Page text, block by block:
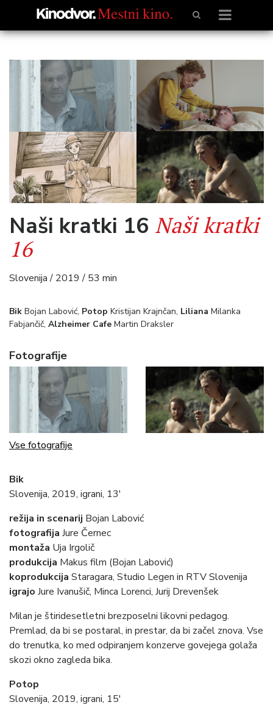
Naši kratki 16 Naši kratki
16
Slovenija / 2019 / 53 min
Bik Bojan Labović, Potop Kristijan Krajnčan, Liliana Milanka
Fabjančič, Alzheimer Cafe Martin Draksler
Fotografije
Vse fotografije
Bik
Slovenija, 2019, igrani, 13′
režija in scenarij Bojan Labović
fotografija Jure Černec
montaža Uja Irgolič
produkcija Makus film (Bojan Labović)
koprodukcija Staragara, Studio Legen in RTV Slovenija
igrajo Jure Ivanušič, Minca Lorenci, Jurij Drevenšek
Milan je štiridesetletni brezposelni likovni pedagog.
Premlad, da bi se postaral, in prestar, da bi začel znova. Vse
do trenutka, ko med odpiranjem konzerve govejega golaža
skozi okno zagleda bika.
Potop
Slovenija, 2019, igrani, 15′